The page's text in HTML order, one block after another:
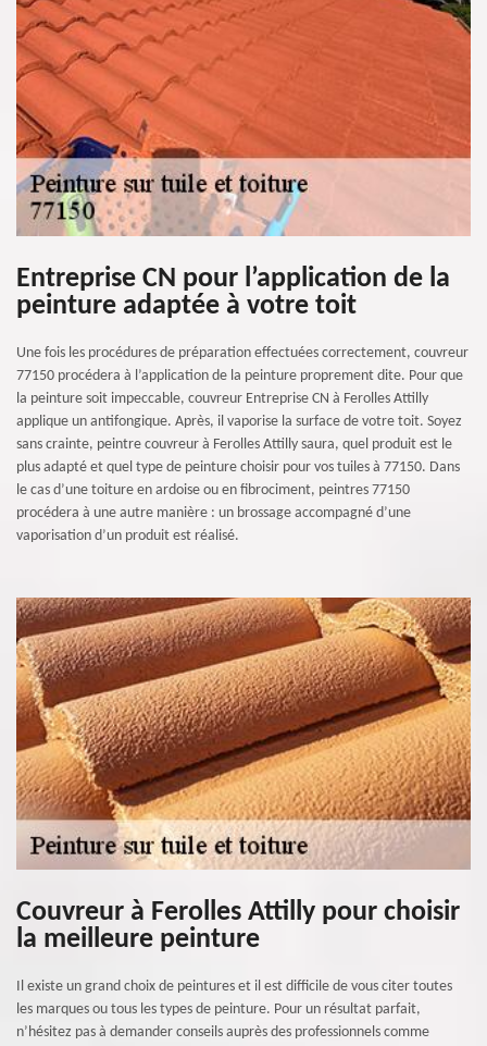
Entreprise CN pour l’application de la
peinture adaptée à votre toit
Une fois les procédures de préparation effectuées correctement, couvreur
77150 procédera à l’application de la peinture proprement dite. Pour que
la peinture soit impeccable, couvreur Entreprise CN à Ferolles Attilly
applique un antifongique. Après, il vaporise la surface de votre toit. Soyez
sans crainte, peintre couvreur à Ferolles Attilly saura, quel produit est le
plus adapté et quel type de peinture choisir pour vos tuiles à 77150. Dans
le cas d’une toiture en ardoise ou en fibrociment, peintres 77150
procédera à une autre manière : un brossage accompagné d’une
vaporisation d’un produit est réalisé.
Couvreur à Ferolles Attilly pour choisir
la meilleure peinture
Il existe un grand choix de peintures et il est difficile de vous citer toutes
les marques ou tous les types de peinture. Pour un résultat parfait,
n’hésitez pas à demander conseils auprès des professionnels comme